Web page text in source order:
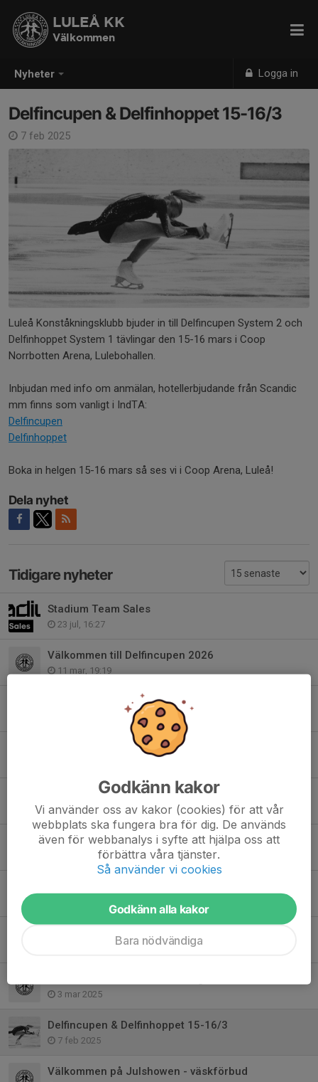
Nyheter Logga in
LULEÅ KK
Välkommen
Delfincupen & Delfinhoppet 15-16/3
7 feb 2025
Luleå Konståkningsklubb bjuder in till Delfincupen System 2 och
Delfinhoppet System 1 tävlingar den 15-16 mars i Coop
Norrbotten Arena, Lulebohallen.
Inbjudan med info om anmälan, hotellerbjudande från Scandic
mm finns som vanligt i IndTA:
Delfincupen
Delfinhoppet
Boka in helgen 15-16 mars så ses vi i Coop Arena, Luleå!
Dela nyhet
Tidigare nyheter
Stadium Team Sales
23 jul, 16:27
Välkommen till Delfincupen 2026
11 mar, 19:19
Sommarläger 2026 öppet för anmälan!
Välkommen till Norrskenspokalen 2025
Årsmöte 2025
26 apr 2025
Kort film från läger tränare Dmitri
22 apr 2025
3 mar 2025
Delfincupen & Delfinhoppet 15-16/3
7 feb 2025
Välkommen på Julshowen - väskförbud
Godkänn kakor
Vi använder oss av kakor (cookies) för att vår
webbplats ska fungera bra för dig. De används
även för webbanalys i syfte att hjälpa oss att
förbättra våra tjänster.
Så använder vi cookies
Godkänn alla kakor
Bara nödvändiga